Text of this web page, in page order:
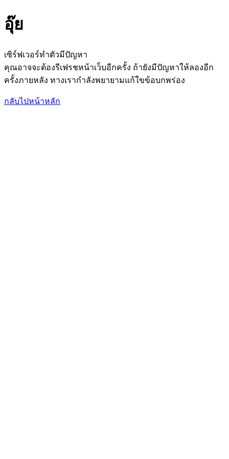
อุ๊ย
เซิร์ฟเวอร์ทำตัวมีปัญหา
คุณอาจจะต้องรีเฟรชหน้าเว็บอีกครั้ง ถ้ายังมีปัญหาให้ลองอีก
ครั้งภายหลัง ทางเรากำลังพยายามแก้ใขข้อบกพร่อง
กลับไปหน้าหลัก